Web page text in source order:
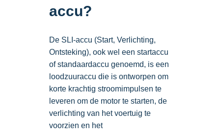
accu?
De SLI-accu (Start, Verlichting,
Ontsteking), ook wel een startaccu
of standaardaccu genoemd, is een
loodzuuraccu die is ontworpen om
korte krachtig stroomimpulsen te
leveren om de motor te starten, de
verlichting van het voertuig te
voorzien en het